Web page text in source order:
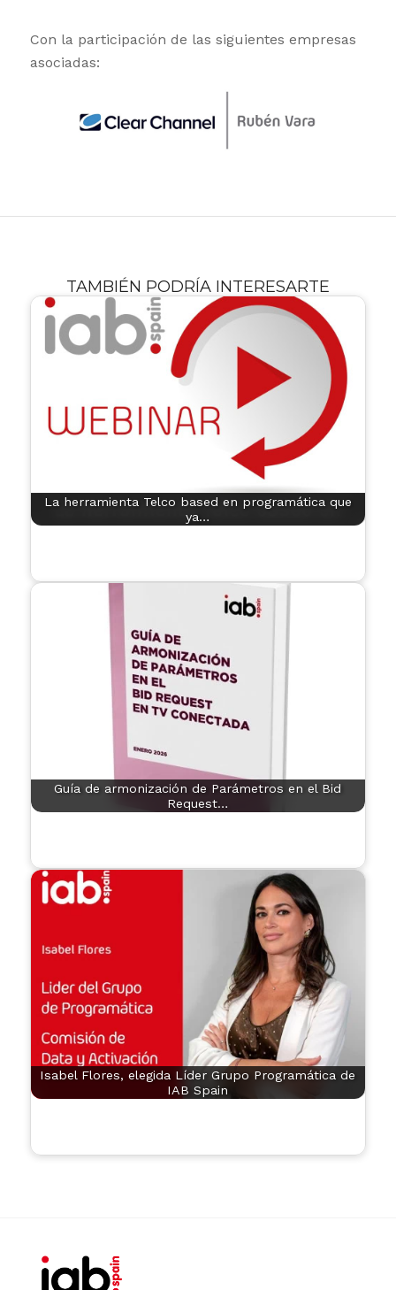
Con la participación de las siguientes empresas
asociadas:
TAMBIÉN PODRÍA INTERESARTE
La herramienta Telco based en programática que
ya…
Guía de armonización de Parámetros en el Bid
Request…
Isabel Flores, elegida Líder Grupo Programática de
IAB Spain